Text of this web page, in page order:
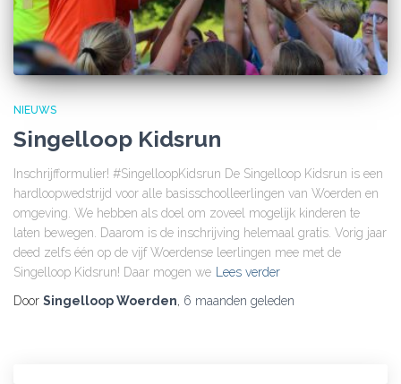
NIEUWS
Singelloop Kidsrun
Inschrijfformulier! #SingelloopKidsrun De Singelloop Kidsrun is een
hardloopwedstrijd voor alle basisschoolleerlingen van Woerden en
omgeving. We hebben als doel om zoveel mogelijk kinderen te
laten bewegen. Daarom is de inschrijving helemaal gratis. Vorig jaar
deed zelfs één op de vijf Woerdense leerlingen mee met de
Singelloop Kidsrun! Daar mogen we Lees verder
Door Singelloop Woerden, 6 maanden geleden